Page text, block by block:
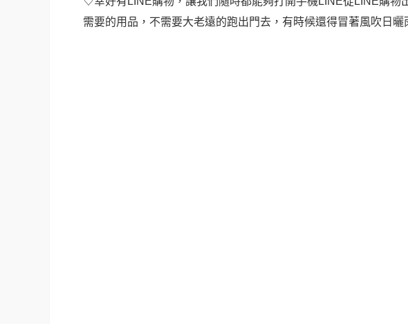
需要的用品，不需要大老遠的跑出門去，有時候還得冒著風吹日曬